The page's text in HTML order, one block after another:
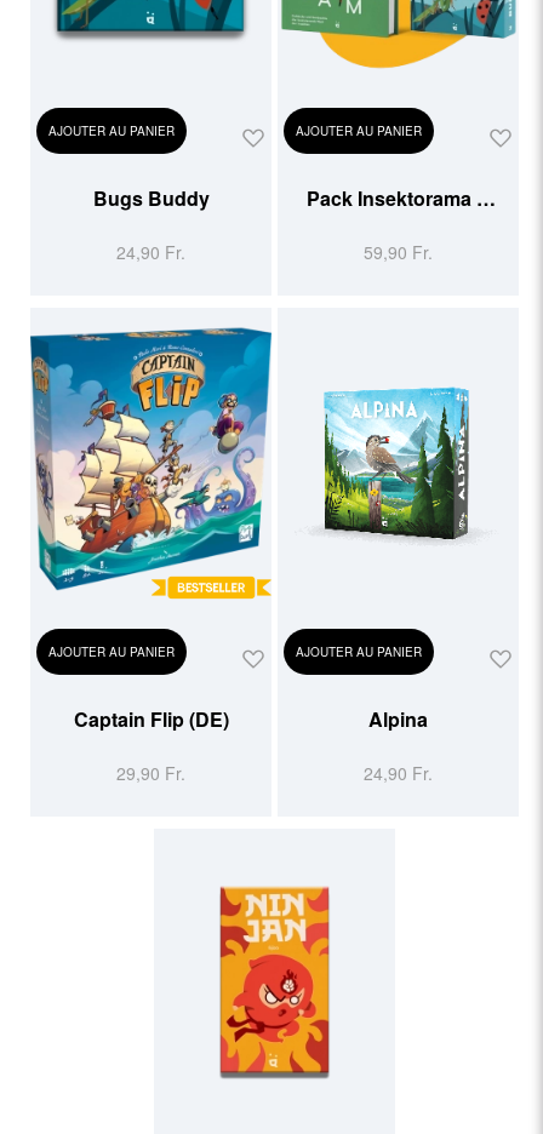
AJOUTER AU PANIER
Bugs Buddy
24,90 Fr.
AJOUTER AU PANIER
Pack Insektorama &
Postkarten gratis
59,90 Fr.
AJOUTER AU PANIER
Captain Flip (DE)
29,90 Fr.
AJOUTER AU PANIER
Alpina
24,90 Fr.